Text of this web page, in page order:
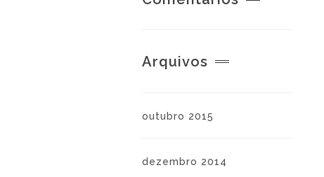
Arquivos
outubro 2015
dezembro 2014